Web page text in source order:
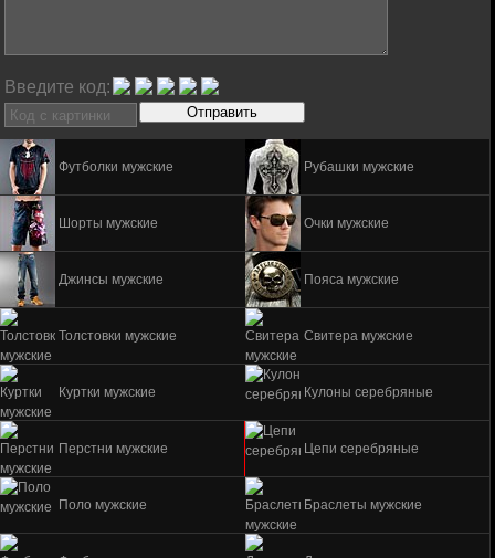
Футболки мужские Рубашки мужские
Шорты мужские Очки мужские
Джинсы мужские Пояса мужские
Толстовки мужские Свитера мужские
Куртки мужские Кулоны серебряные
Перстни мужские Цепи серебряные
Поло мужские Браслеты мужские
Введите код: